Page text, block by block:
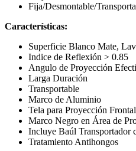
Fija/Desmontable/
Características:
Superficie Blanco Mate,
Indice de Reflexión > 0.85
Angulo de Proyección
Larga Duración
Transportable
Marco de Aluminio
Tela para Proyección Frontal
Marco Negro en Área de
Incluye Baúl Transportador
Tratamiento Antihongos